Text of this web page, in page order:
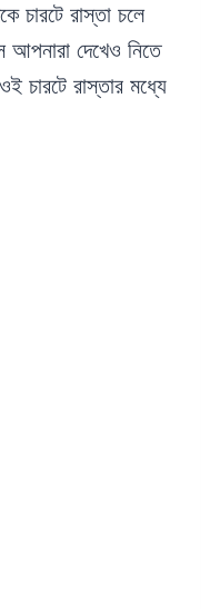
চারটে রাস্তা চলে
আপনারা দেখেও নিতে
চারটে রাস্তার মধ্যে